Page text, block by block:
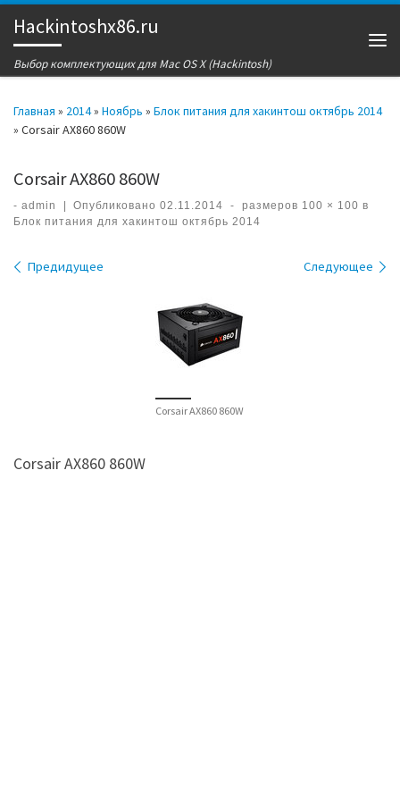
Перейти к содержимому
Hackintoshx86.ru
Выбор комплектующих для Mac OS X (Hackintosh)
Главная » 2014» Ноябрь » Блок питания для хакинтош октябрь 2014
» Corsair AX860 860W
Corsair AX860 860W
- admin Опубликовано02.11.2014 - размеров 100 × 100 в
Блок питания для хакинтош октябрь 2014
Навигация по изображениям
Предидущее Следующее
Corsair AX860 860W
Corsair AX860 860W